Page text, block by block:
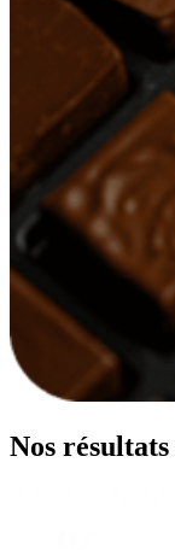
Nos résultats